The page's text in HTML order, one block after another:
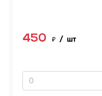
450 ₽ / шт